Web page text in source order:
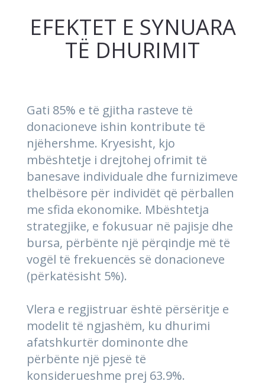
EFEKTET E SYNUARA
TË DHURIMIT
Gati 85% e të gjitha rasteve të
donacioneve ishin kontribute të
njëhershme. Kryesisht, kjo
mbështetje i drejtohej ofrimit të
banesave individuale dhe furnizimeve
thelbësore për individët që përballen
me sfida ekonomike. Mbështetja
strategjike, e fokusuar në pajisje dhe
bursa, përbënte një përqindje më të
vogël të frekuencës së donacioneve
(përkatësisht 5%).
Vlera e regjistruar është përsëritje e
modelit të ngjashëm, ku dhurimi
afatshkurtër dominonte dhe
përbënte një pjesë të
konsiderueshme prej 63.9%.